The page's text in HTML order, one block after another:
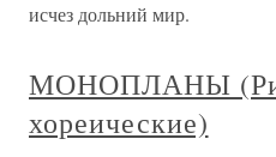
исчез дольний мир.
МОНОПЛАНЫ
хореические)